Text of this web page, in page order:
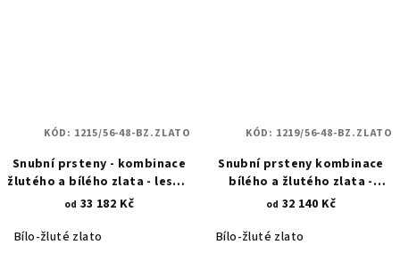
Snubní prsteny - kombinace
žlutého a bílého zlata - lesk a
mat se zirkonem 1215
od 33 182 Kč
Bílo-žluté zlato
KÓD: 1215/56-48-BZ.ZLATO
Snubní prsteny kombinace
bílého a žlutého zlata -
královské koruny v matu 1219
od 32 140 Kč
Bílo-žluté zlato
KÓD: 1219/56-48-BZ.ZLATO